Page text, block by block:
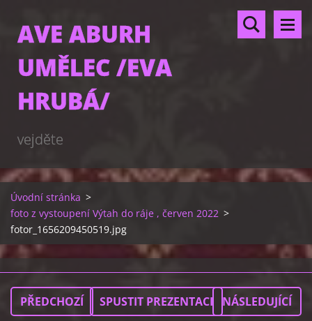
AVE ABURH
UMĚLEC /EVA
HRUBÁ/
vejděte
Úvodní stránka >
foto z vystoupení Výtah do ráje , červen 2022 >
fotor_1656209450519.jpg
PŘEDCHOZÍ SPUSTIT PREZENTACI NÁSLEDUJÍCÍ